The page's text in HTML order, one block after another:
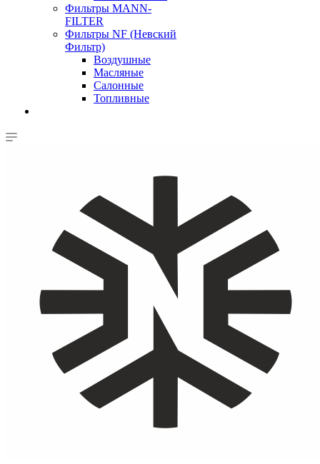
Фильтры MANN-
FILTER
Фильтры NF (Невский
Фильтр)
Воздушные
Масляные
Салонные
Топливные